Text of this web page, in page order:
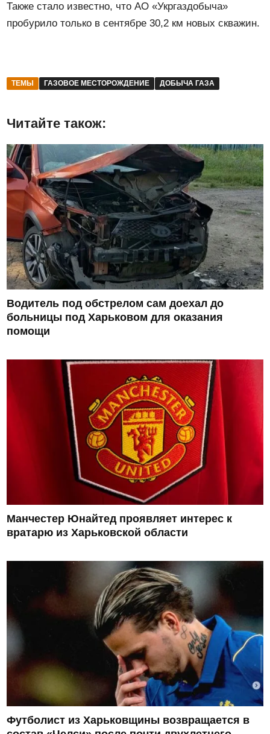
Также стало известно, что АО «Укргаздобыча»
пробурило только в сентябре 30,2 км новых скважин.
ТЕМЫ ГАЗОВОЕ МЕСТОРОЖДЕНИЕ ДОБЫЧА ГАЗА
Читайте також:
Водитель под обстрелом сам доехал до
больницы под Харьковом для оказания
помощи
Манчестер Юнайтед проявляет интерес к
вратарю из Харьковской области
Футболист из Харьковщины возвращается в